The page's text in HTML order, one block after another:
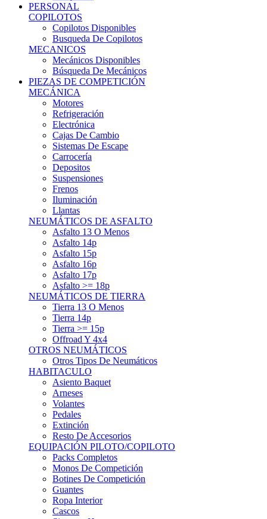
COPILOTOS
Copilotos Disponibles
Busqueda De Copilotos
MECANICOS
Mecánicos Disponibles
Búsqueda De Mecánicos
PIEZAS DE COMPETICIÓN
MECÁNICA
Motores
Refrigeración
Electrónica
Cajas De Cambio
Sistemas De Escape
Carrocería
Depositos
Suspensiones
Frenos
Iluminación
Llantas
NEUMÁTICOS DE ASFALTO
Asfalto 13 O Menos
Asfalto 14p
Asfalto 15p
Asfalto 16p
Asfalto 17p
Asfalto >= 18p
NEUMÁTICOS DE TIERRA
Tierra 13 O Menos
Tierra 14p
Tierra >= 15p
Offroad Y 4x4
OTROS NEUMÁTICOS
Otros Tipos De Neumáticos
HABITACULO
Asiento Baquet
Arneses
Volantes
Pedales
Extinción
Resto De Accesorios
EQUIPACIÓN PILOTO/COPILOTO
Packs Completos
Monos De Competición
Botines De Competición
Guantes
Ropa Interior
Cascos
Sistemas Hans